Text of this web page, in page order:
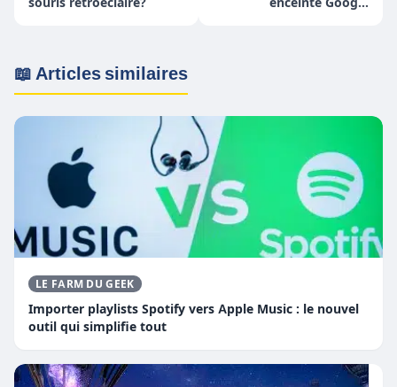
📖 Articles similaires
LE FARM DU GEEK
Importer playlists Spotify vers Apple Music : le nouvel
outil qui simplifie tout